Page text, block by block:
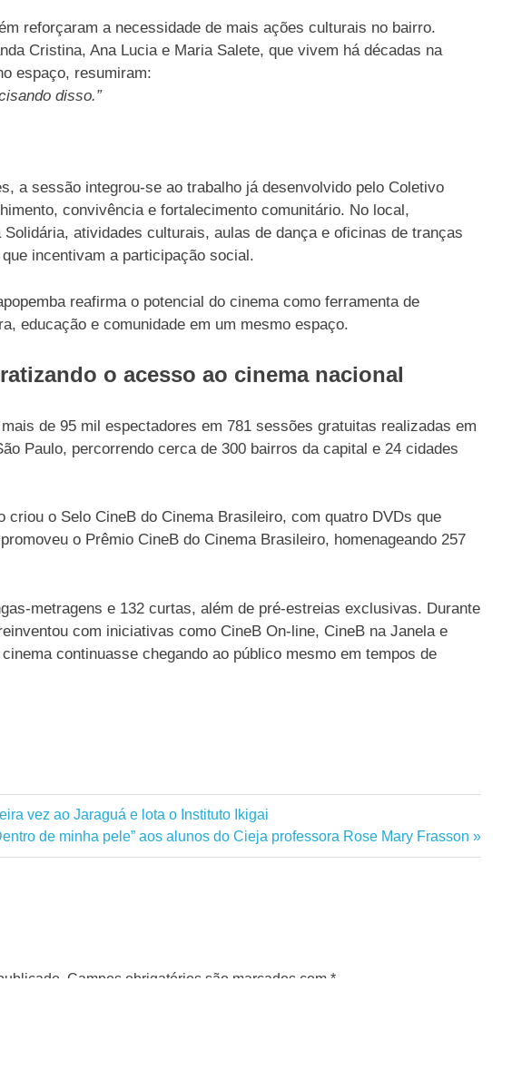
reforçaram a necessidade de mais ações culturais no bairro.
Cristina, Ana Lucia e Maria Salete, que vivem há décadas na
espaço, resumiram:
disso.”
a sessão integrou-se ao trabalho já desenvolvido pelo Coletivo
convivência e fortalecimento comunitário. No local,
atividades culturais, aulas de dança e oficinas de tranças
incentivam a participação social.
reafirma o potencial do cinema como ferramenta de
educação e comunidade em um mesmo espaço.
o acesso ao cinema nacional
de 95 mil espectadores em 781 sessões gratuitas realizadas em
Paulo, percorrendo cerca de 300 bairros da capital e 24 cidades
criou o Selo CineB do Cinema Brasileiro, com quatro DVDs que
o Prêmio CineB do Cinema Brasileiro, homenageando 257
metragens e 132 curtas, além de pré-estreias exclusivas. Durante
com iniciativas como CineB On-line, CineB na Janela e
continuasse chegando ao público mesmo em tempos de
vez ao Jaraguá e lota o Instituto Ikigai
de minha pele” aos alunos do Cieja professora Rose Mary Frasson
Campos obrigatórios são marcados com *